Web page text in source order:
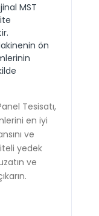
MST
ön
Tesisatı,
en iyi
ve
yedek
ve